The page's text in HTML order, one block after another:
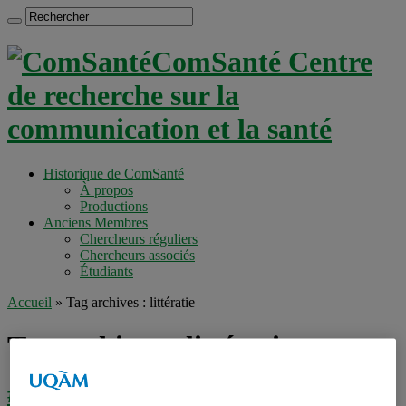
ComSanté Centre
de recherche sur la
communication et la santé
Historique de ComSanté
À propos
Productions
Anciens Membres
Chercheurs réguliers
Chercheurs associés
Étudiants
Accueil » Tag archives : littératie
Tag archives :littératie
#EEfaussesinfos | VIDÉO | Littératies et